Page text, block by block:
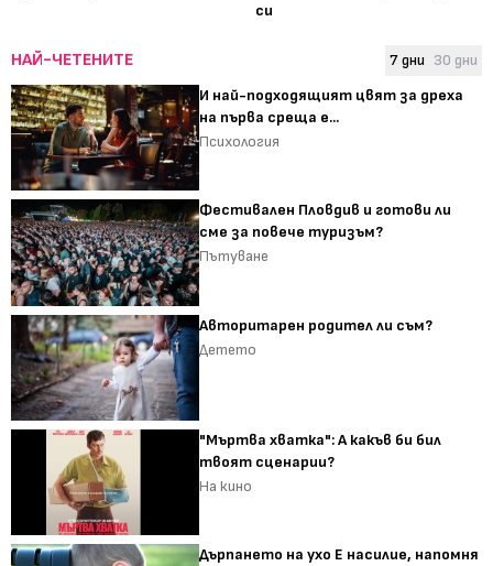
си
НАЙ-ЧЕТЕНИТЕ 7 дни 30 дни
И най-подходящият цвят за дреха
на първа среща е...
Психология
Фестивален Пловдив и готови ли
сме за повече туризъм?
Пътуване
Авторитарен родител ли съм?
Детето
"Мъртва хватка": А какъв би бил
твоят сценарии?
На кино
Дърпането на ухо Е насилие, напомня